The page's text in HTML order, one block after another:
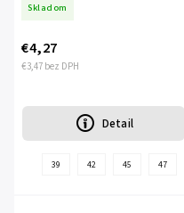
Skladom
€3,47 bez DPH
€4,27
Detail
39 42 45 47